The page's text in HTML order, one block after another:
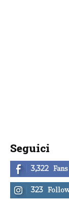
Seguici
3,322 Fans
323